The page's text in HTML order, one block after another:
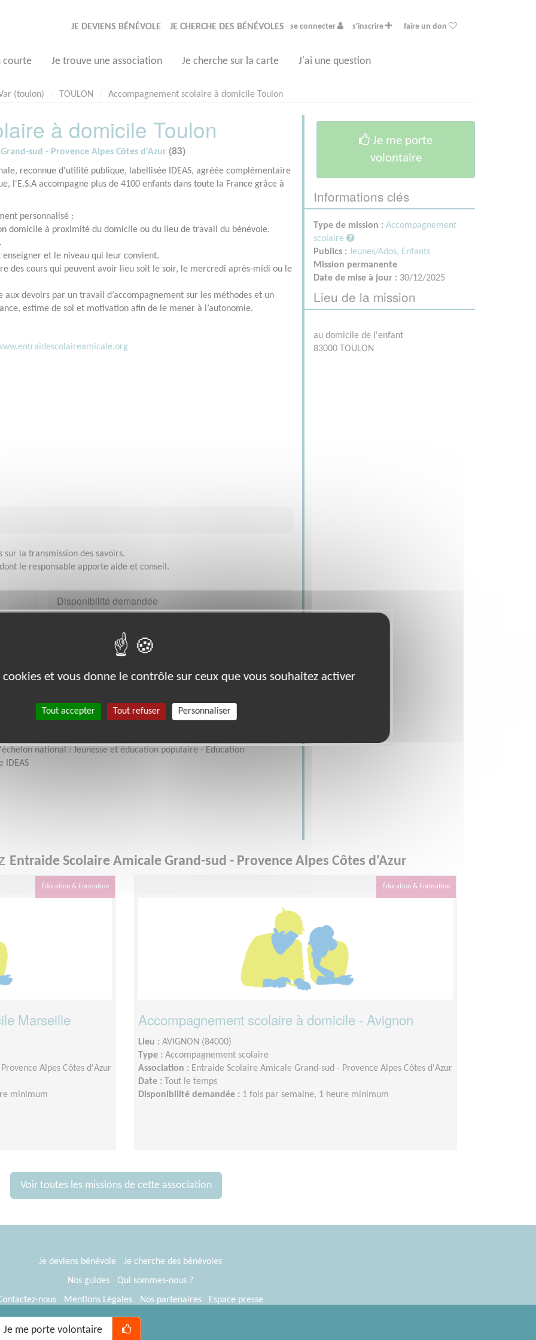
JE DEVIENS BÉNÉVOLE JE CHERCHE DES BÉNÉVOLES se connecter s'inscrire faire un don
courte Je trouve une association Je cherche sur la carte J'ai une question
(toulon) TOULON Accompagnement scolaire à domicile Toulon
à domicile Toulon
sud - Provence Alpes Côtes d'Azur (83)
reconnue d'utilité publique, labellisée IDEAS, agréée complémentaire
l'E.S.A accompagne plus de 4100 enfants dans toute la France grâce à
personnalisé :
domicile à proximité du domicile ou du lieu de travail du bénévole.
enseigner et le niveau qui leur convient.
des cours qui peuvent avoir lieu soit le soir, le mercredi après-midi ou le
aux devoirs par un travail d’accompagnement sur les méthodes et un
estime de soi et motivation afin de le mener à l’autonomie.
sur la transmission des savoirs.
le responsable apporte aide et conseil.
Disponibilité demandée
Grand-sud - Provence Alpes Côtes d'Azur
national : Jeunesse et éducation populaire - Education
IDEAS
Je me porte
volontaire
Informations clés
Type de mission : Accompagnement
scolaire
Publics : Jeunes/Ados, Enfants
Mission permanente
Date de mise à jour : 30/12/2025
Lieu de la mission
au domicile de l'enfant
83000 TOULON
Entraide Scolaire Amicale Grand-sud - Provence Alpes Côtes d'Azur
Éducation & Formation
Marseille
Alpes Côtes d'Azur
minimum
Éducation & Formation
Accompagnement scolaire à domicile - Avignon
Lieu : AVIGNON (84000)
Type : Accompagnement scolaire
Association : Entraide Scolaire Amicale Grand-sud - Provence Alpes Côtes d'Azur
Date :
Tout le temps
Disponibilité demandée : 1 fois par semaine, 1 heure minimum
Voir toutes les missions de cette association
Je me porte volontaire
Je deviens bénévole
Je cherche des bénévoles
Nos guides
Qui sommes-nous ?
nous
Mentions Légales Nos partenaires
Espace presse
® Tous Bénévoles 2012-2026
cookies et vous donne le contrôle sur ceux que vous souhaitez activer
Tout accepter Tout refuser Personnaliser